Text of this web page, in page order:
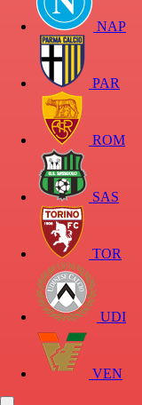
NAP
PAR
ROM
SAS
TOR
UDI
VEN